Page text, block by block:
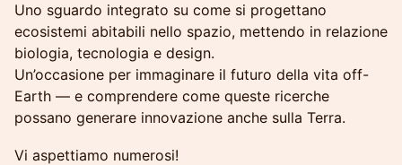
Uno sguardo integrato su come si progettano
ecosistemi abitabili nello spazio, mettendo in relazione
biologia, tecnologia e design.
Un’occasione per immaginare il futuro della vita off-
Earth — e comprendere come queste ricerche
possano generare innovazione anche sulla Terra.
Vi aspettiamo numerosi!